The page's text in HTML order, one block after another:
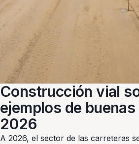
Construcción vial
ejemplos de
2026
A 2026, el sector de las carreteras